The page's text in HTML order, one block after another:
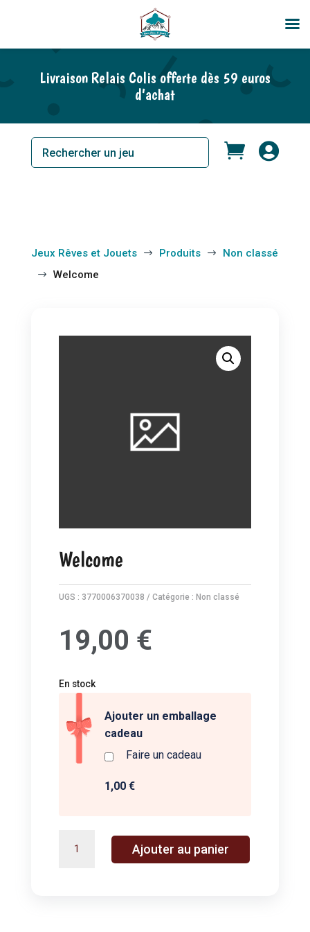
Livraison Relais Colis offerte dès 59 euros
d’achat
 
Jeux Rêves et Jouets $ Produits $ Non classé
$ Welcome
Welcome
UGS : 3770006370038 Catégorie : Non classé
19,00 €
En stock
Ajouter un emballage
cadeau
Faire un cadeau
1,00 €
Ajouter au panier
A